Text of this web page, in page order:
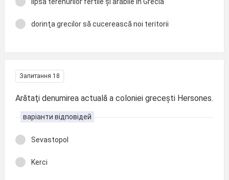
dorinţa grecilor să cucerească noi teritorii
Запитання 18
Arătaţi denumirea actuală a coloniei grecești Hersones.
варіанти відповідей
Sevastopol
Kerci